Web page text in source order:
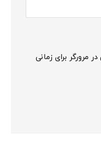
مرورگر برای زمانی